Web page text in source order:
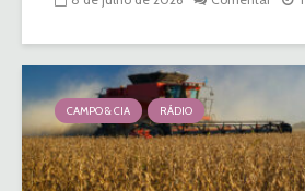
CAMPO & CIA RÁDIO